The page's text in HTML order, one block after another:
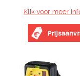
Klik voor meer